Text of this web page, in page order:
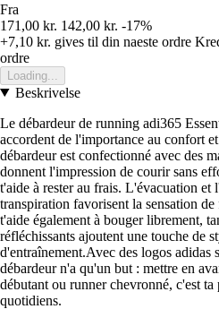
Fra
171,00 kr. 142,00 kr. -17%
+7,10 kr. gives til din naeste ordre
ordre
Loading...
Beskrivelse
Le débardeur de running adi365
accordent de l'importance au confort
débardeur est confectionné avec des
donnent l'impression de courir sans
t'aide à rester au frais. L'évacuation et
transpiration favorisent la sensation
t'aide également à bouger librement,
réfléchissants ajoutent une touche de
d'entraînement.Avec des logos adidas
débardeur n'a qu'un but : mettre en
débutant ou runner chevronné, c'est
quotidiens.